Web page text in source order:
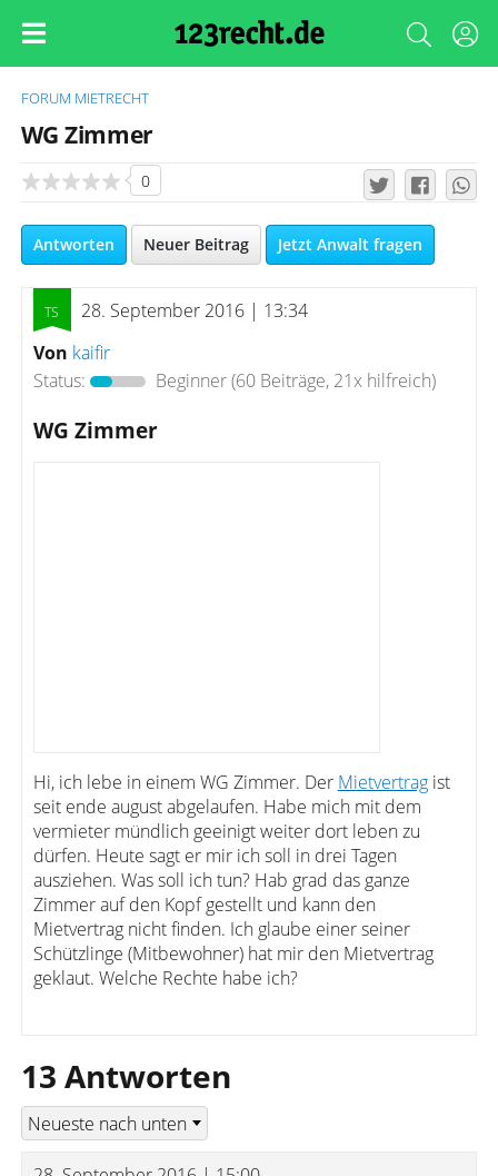
FORUM MIETRECHT
WG Zimmer
0
Antworten Neuer Beitrag Jetzt Anwalt fragen
28. September 2016 | 13:34
Von kaifir
Status:
Beginner(60 Beiträge, 21x hilfreich)
WG Zimmer
Hi, ich lebe in einem WG Zimmer. Der Mietvertrag ist
seit ende august abgelaufen. Habe mich mit dem
vermieter mündlich geeinigt weiter dort leben zu
dürfen. Heute sagt er mir ich soll in drei Tagen
ausziehen. Was soll ich tun? Hab grad das ganze
Zimmer auf den Kopf gestellt und kann den
Mietvertrag nicht finden. Ich glaube einer seiner
Schützlinge (Mitbewohner) hat mir den Mietvertrag
geklaut. Welche Rechte habe ich?
13 Antworten